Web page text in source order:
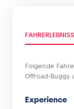
Glossar
Folgende
Offroad-Buggy
Experience